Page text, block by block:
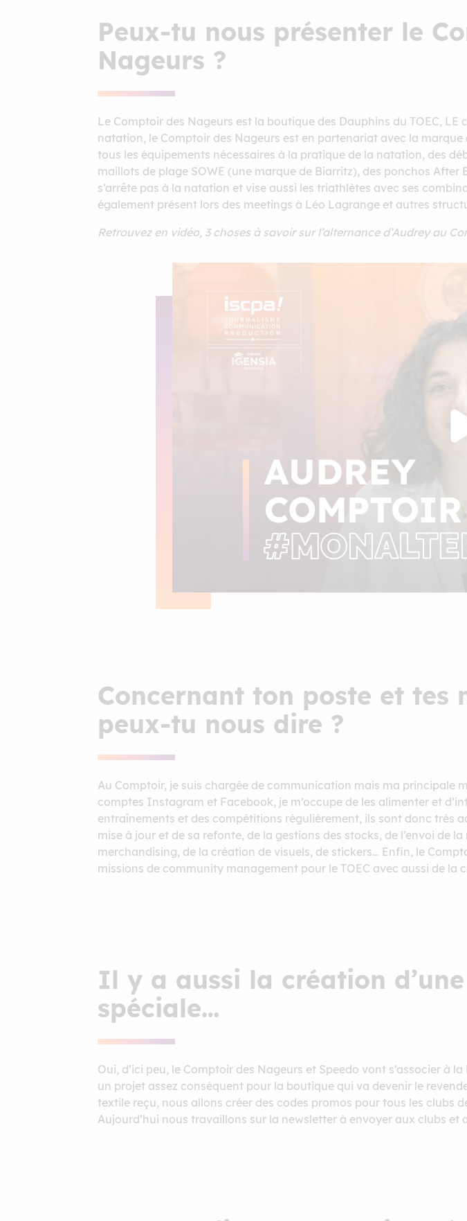
Peux-tu nous présenter le
Nageurs ?
Le Comptoir des Nageurs est la boutique des Dauphins du TOEC,
natation, le Comptoir des Nageurs est en partenariat avec la
tous les équipements nécessaires à la pratique de la natation, des
maillots de plage SOWE (une marque de Biarritz), des ponchos
s’arrête pas à la natation et vise aussi les triathlètes avec ses
également présent lors des meetings à Léo Lagrange et autres
Retrouvez en vidéo, 3 choses à savoir sur l’alternance d’Audrey au
Concernant ton poste et tes
peux-tu nous dire ?
Au Comptoir, je suis chargée de communication mais ma principale
comptes Instagram et Facebook, je m’occupe de les alimenter et
entraînements et des compétitions régulièrement, ils sont donc très
mise à jour et de sa refonte, de la gestions des stocks, de l’envoi
merchandising, de la création de visuels, de stickers… Enfin, le
missions de community management pour le TOEC avec aussi de la
Il y a aussi la création
spéciale…
Oui, d’ici peu, le Comptoir des Nageurs et Speedo vont s’associer à
un projet assez conséquent pour la boutique qui va devenir le
textile reçu, nous allons créer des codes promos pour tous les clubs
Aujourd’hui nous travaillons sur la newsletter à envoyer aux clubs et